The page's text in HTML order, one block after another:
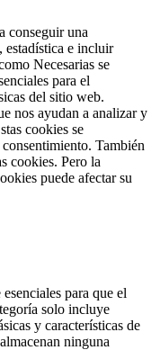
conseguir una
estadística e incluir
Necesarias se
para el
del sitio web.
nos ayudan a analizar y
cookies se
También
cookies. Pero la
puede afectar su
para que el
solo incluye
y características de
ninguna